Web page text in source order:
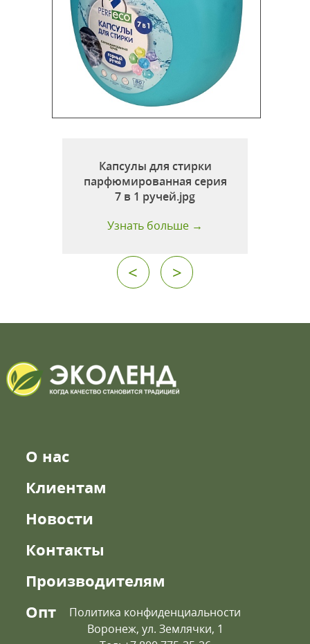
Капсулы для стирки
парфюмированная серия
7 в 1 ручей.jpg
Узнать больше →
< >
О нас
Клиентам
Новости
Контакты
Производителям
Опт
Политика конфиденциальности
Воронеж, ул. Землячки, 1